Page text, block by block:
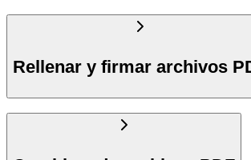
Rellenar y firmar archivos